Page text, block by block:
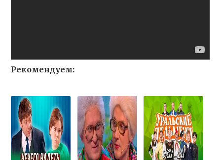
Рекомендуем: